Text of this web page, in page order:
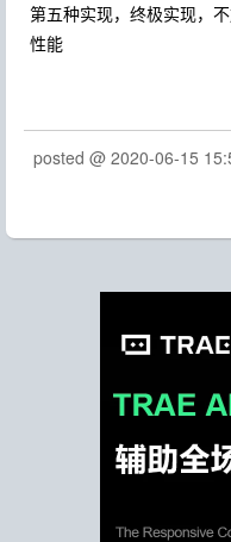
第五种实现，终极实现，
性能
posted @ 2020-06-15